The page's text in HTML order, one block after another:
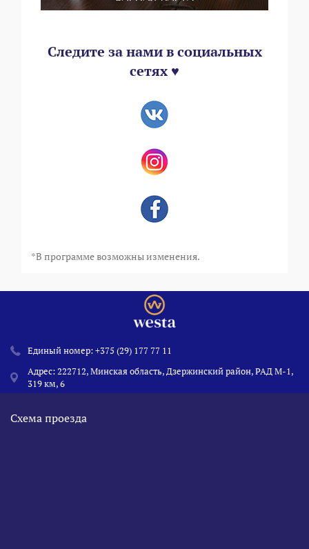
Следите за нами в социальных
сетях ♥
*В программе возможны изменения.
Единый номер:+375 (29) 177 77 11
Адрес: 222712, Минская область, Дзержинский район, РАД М-1,
319 км, 6
Схема проезда